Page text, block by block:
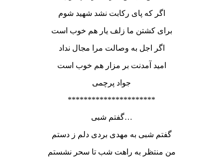
اگر که پای رکابت نشد شهید شوم
برای کشتن ما زلف یار هم خوب است
اگر اجل به وصالت مرا مجال نداد
امید آمدنت بر مزار هم خوب است
جواد پرچمی
**********************
گفتم شبی…
گفتم شبی به مهدی بردی دلم ز دستم
من منتظر به راهت شب تا سحر نشستم